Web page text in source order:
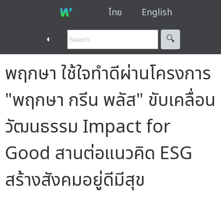
ไทย English
◐ 🔍︎
พฤกษา ใช้ใจทำดีผ่านโครงการ
"พฤกษา กรีน พลัส" ขับเคลื่อน
วัฒนธรรม Impact for
Good สานต่อแนวคิด ESG
สร้างสังคมอยู่ดีมีสุข